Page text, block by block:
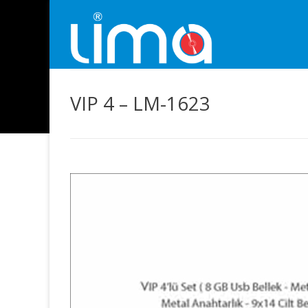
VIP 4 – LM-1623